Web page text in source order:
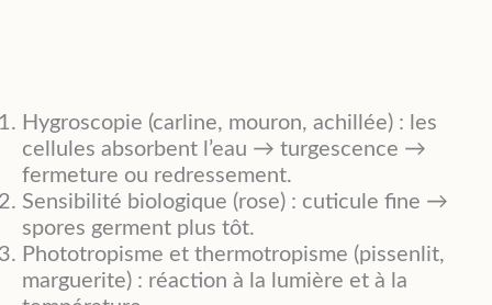
Hygroscopie (carline, mouron, achillée) : les
cellules absorbent l’eau → turgescence →
fermeture ou redressement.
Sensibilité biologique (rose) : cuticule fine →
spores germent plus tôt.
Phototropisme et thermotropisme (pissenlit,
marguerite) : réaction à la lumière et à la